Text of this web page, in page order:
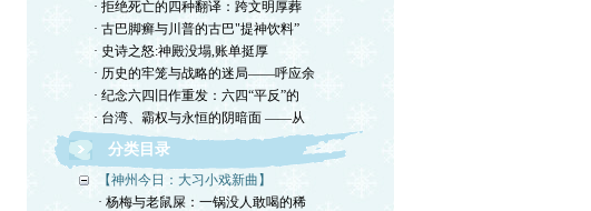
· 拒绝死亡的四种翻译：跨文明厚葬
· 古巴脚癣与川普的古巴"提神饮料”
· 史诗之怒:神殿没塌,账单挺厚
· 历史的牢笼与战略的迷局——呼应余
· 纪念六四旧作重发：六四“平反”的
· 台湾、霸权与永恒的阴暗面 ——从
分类目录
【神州今日：大习小戏新曲】
· 杨梅与老鼠屎：一锅没人敢喝的稀